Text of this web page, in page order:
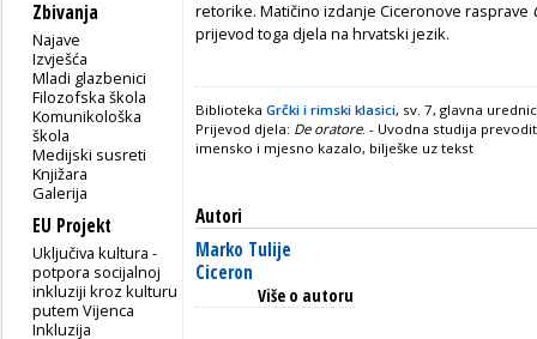
Zbivanja
Najave
Izvješća
Mladi glazbenici
Filozofska škola
Komunikološka
škola
Medijski susreti
Knjižara
Galerija
EU Projekt
Uključiva kultura -
potpora socijalnoj
inkluziji kroz kulturu
putem Vijenca
Inkluzija
retorike. Matičino izdanje Ciceronove rasprave
prijevod toga djela na hrvatski jezik.
Biblioteka Grčki i rimski klasici, sv. 7, glavna
Prijevod djela: De oratore. - Uvodna studija
imensko i mjesno kazalo, bilješke uz tekst
Autori
Marko Tulije
Ciceron
Više o autoru